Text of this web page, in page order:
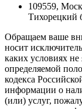
109559,
Тихорецкий
Обращаем ваше
носит
каких условиях
определяемой
кодекса
информации о
(или) услуг,